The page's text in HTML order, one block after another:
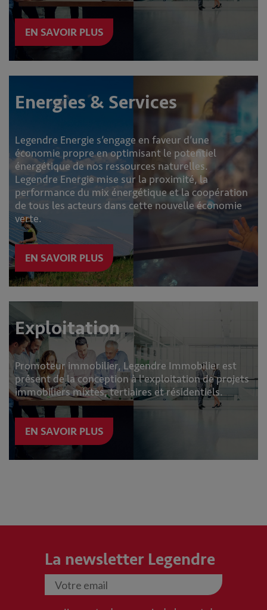
EN SAVOIR PLUS
Energies & Services
Legendre Energie s’engage en faveur d’une
économie propre en optimisant le potentiel
énergétique de nos ressources naturelles.
Legendre Energie mise sur la proximité, la
performance du mix énergétique et la coopération
de tous les acteurs dans cette nouvelle économie
verte.
EN SAVOIR PLUS
Exploitation
Promoteur immobilier, Legendre Immobilier est
présent de la conception à l'exploitation de projets
immobiliers mixtes, tertiaires et résidentiels.
EN SAVOIR PLUS
La newsletter Legendre